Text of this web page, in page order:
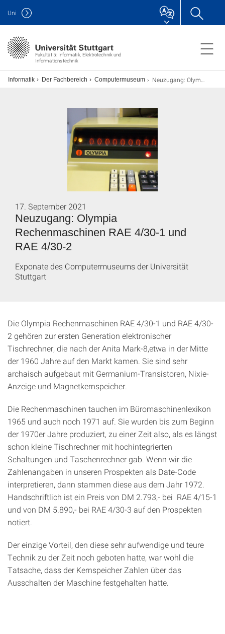
Fakultät 5: Informatik, Elektrotechnik und
Informationstechnik
Uni
Informatik Der Fachbereich Computermuseum Neuzugang: Olympia Rechenmaschinen RAE 4/30-1 und RAE 4/30-2
Neuzugang: Olympia
Rechenmaschinen RAE 4/30-1 und
RAE 4/30-2
17. September 2021
Exponate des Computermuseums der Universität
Stuttgart
Die Olympia Rechenmaschinen RAE 4/30-1 und RAE 4/30-
2 gehören zur ersten Generation elektronischer
Tischrechner, die nach der Anita Mark-8,etwa in der Mitte
der 1960 Jahre auf den Markt kamen. Sie sind sehr
archaisch aufgebaut mit Germanium-Transistoren, Nixie-
Anzeige und Magnetkernspeicher.
Die Rechenmaschinen tauchen im Büromaschinenlexikon
1965 und auch noch 1971 auf. Sie wurden bis zum Beginn
der 1970er Jahre produziert, zu einer Zeit also, als es längst
schon kleine Tischrechner mit hochintegrierten
Schaltungen und Taschenrechner gab. Wenn wir die
Zahlenangaben in unseren Prospekten als Date-Code
interpretieren, dann stammen diese aus dem Jahr 1972.
Handschriftlich ist ein Preis von DM 2.793,- bei RAE 4/15-1
und von DM 5.890,- bei RAE 4/30-3 auf den Prospekten
notiert.
Der einzige Vorteil, den diese sehr aufwendige und teure
Technik zu der Zeit noch geboten hatte, war wohl die
Tatsache, dass der Kernspeicher Zahlen über das
Ausschalten der Maschine festgehalten hatte.